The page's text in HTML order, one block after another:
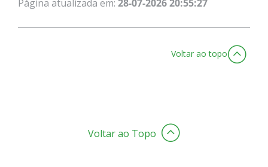
Página atualizada em: 28-07-2026 20:55:27
Voltar ao topo
Voltar ao Topo